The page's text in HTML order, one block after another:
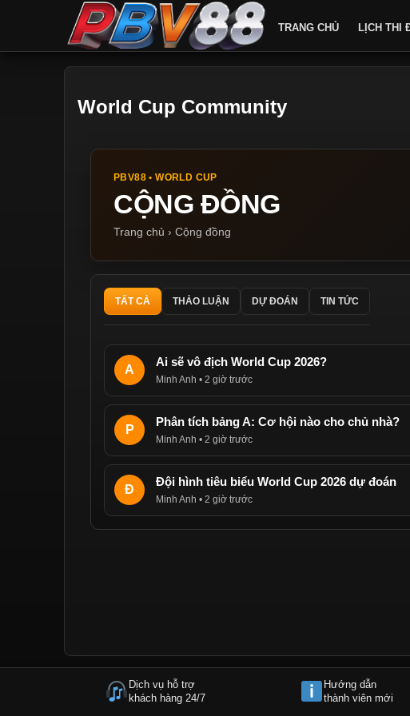
TRANG CHỦ LỊCH THI
World Cup Community
PBV88 • WORLD CUP
CỘNG ĐỒNG
Trang chủ › Cộng đồng
TẤT CẢ THẢO LUẬN DỰ ĐOÁN TIN TỨC
A
Ai sẽ vô địch World Cup 2026?
Minh Anh • 2 giờ trước
P
Phân tích bảng A: Cơ hội nào cho chủ nhà?
Minh Anh • 2 giờ trước
Đ
Đội hình tiêu biểu World Cup 2026 dự đoán
Minh Anh • 2 giờ trước
Dịch vụ hỗ trợ
khách hàng 24/7
Hướng dẫn
thành viên mới